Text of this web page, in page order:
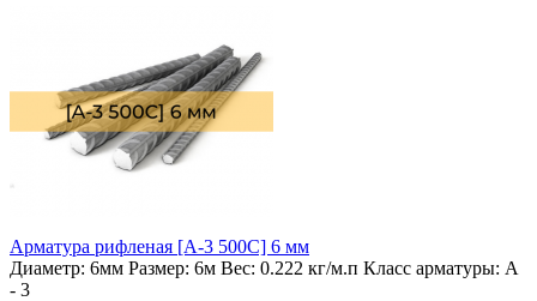
Арматура рифленая [А-3 500С] 6 мм
Диаметр: 6мм Размер: 6м Вес: 0.222 кг/м.п Класс арматуры: А
- 3